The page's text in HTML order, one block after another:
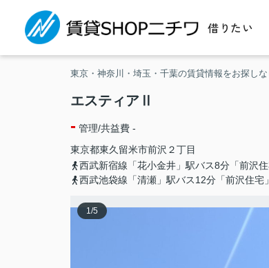
借りたい
東京・神奈川・埼玉・千葉の賃貸情報をお探しな
エスティアⅡ
- 管理/共益費 -
東京都東久留米市前沢 ２丁目
西武新宿線「花小金井」駅バス8分「前沢
西武池袋線「清瀬」駅バス12分「前沢住宅
1/5